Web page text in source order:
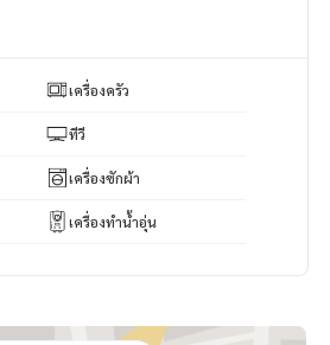
เครื่องครัว
ทีวี
เครื่องซักผ้า
เครื่องทำน้ำอุ่น